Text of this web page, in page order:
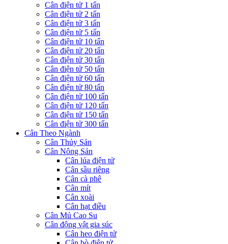
Cân điện tử 1 tấn
Cân điện tử 2 tấn
Cân điện tử 3 tấn
Cân điện tử 5 tấn
Cân điện tử 10 tấn
Cân điện tử 20 tấn
Cân điện tử 30 tấn
Cân điện tử 50 tấn
Cân điện tử 60 tấn
Cân điện tử 80 tấn
Cân điện tử 100 tấn
Cân điện tử 120 tấn
Cân điện tử 150 tấn
Cân điện tử 300 tấn
Cân Theo Ngành
Cân Thủy Sản
Cân Nông Sản
Cân lúa điện tử
Cân sầu riêng
Cân cà phê
Cân mít
Cân xoài
Cân hạt điều
Cân Mủ Cao Su
Cân động vật gia súc
Cân heo điện tử